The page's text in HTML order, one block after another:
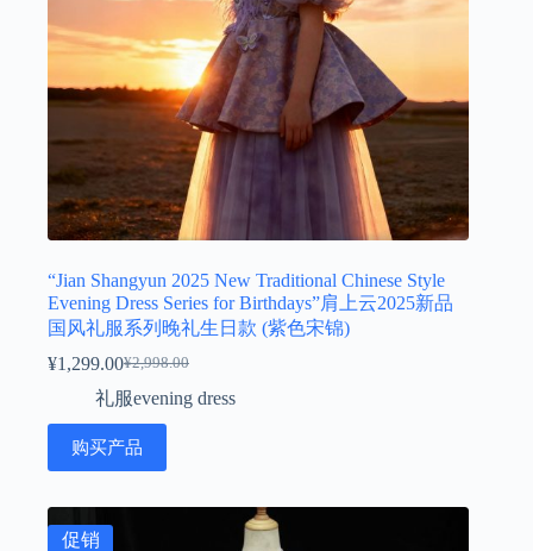
“Jian Shangyun 2025 New Traditional Chinese Style
Evening Dress Series for Birthdays”肩上云2025新品
国风礼服系列晚礼生日款 (紫色宋锦)
¥2,998.00
原
价
为：
¥2,998.00。
¥1,299.00当
前
价
格
为：
礼服evening dress
购买产品
促销